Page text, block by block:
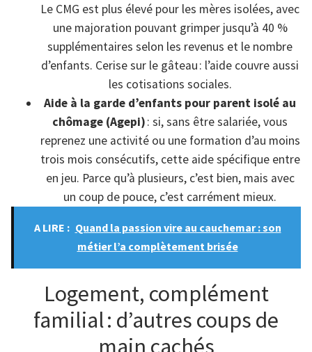
Le CMG est plus élevé pour les mères isolées, avec
une majoration pouvant grimper jusqu’à 40 %
supplémentaires selon les revenus et le nombre
d’enfants. Cerise sur le gâteau : l’aide couvre aussi
les cotisations sociales.
Aide à la garde d’enfants pour parent isolé au
chômage (Agepi): si, sans être salariée, vous
reprenez une activité ou une formation d’au moins
trois mois consécutifs, cette aide spécifique entre
en jeu. Parce qu’à plusieurs, c’est bien, mais avec
un coup de pouce, c’est carrément mieux.
A LIRE : Quand la passion vire au cauchemar : son
métier l’a complètement brisée
Logement, complément
familial : d’autres coups de